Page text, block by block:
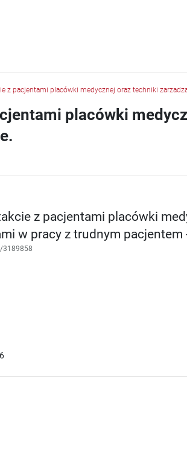
z pacjentami placówki medycznej oraz techniki
placówki
z pacjentami placówki
w pracy z trudnym pacjentem